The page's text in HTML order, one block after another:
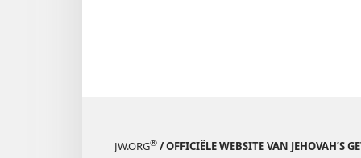
JW.ORG® / OFFICIËLE WEBSITE VAN JEHOVAH’S